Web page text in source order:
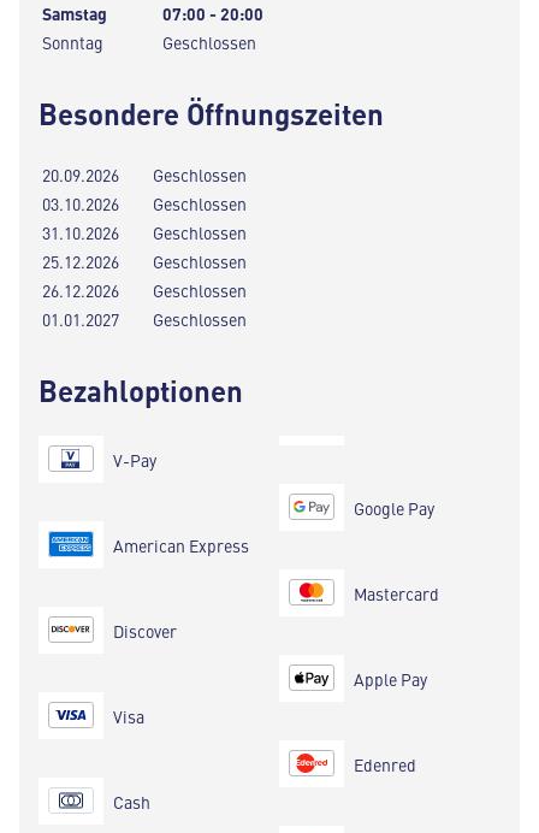
Samstag
07:00 - 20:00
Sonntag
Geschlossen
Besondere Öffnungszeiten
20.09.2026
Geschlossen
03.10.2026
Geschlossen
31.10.2026
Geschlossen
25.12.2026
Geschlossen
26.12.2026
Geschlossen
01.01.2027
Geschlossen
Bezahloptionen
V-Pay
American Express
Discover
Visa
Cash
Google Pay
Mastercard
Apple Pay
Edenred